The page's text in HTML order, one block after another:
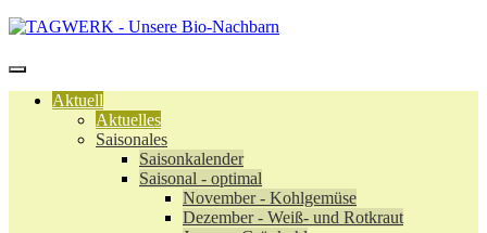
Aktuell
Aktuelles
Saisonales
Saisonkalender
Saisonal - optimal
November - Kohlgemüse
Dezember - Weiß- und Rotkraut